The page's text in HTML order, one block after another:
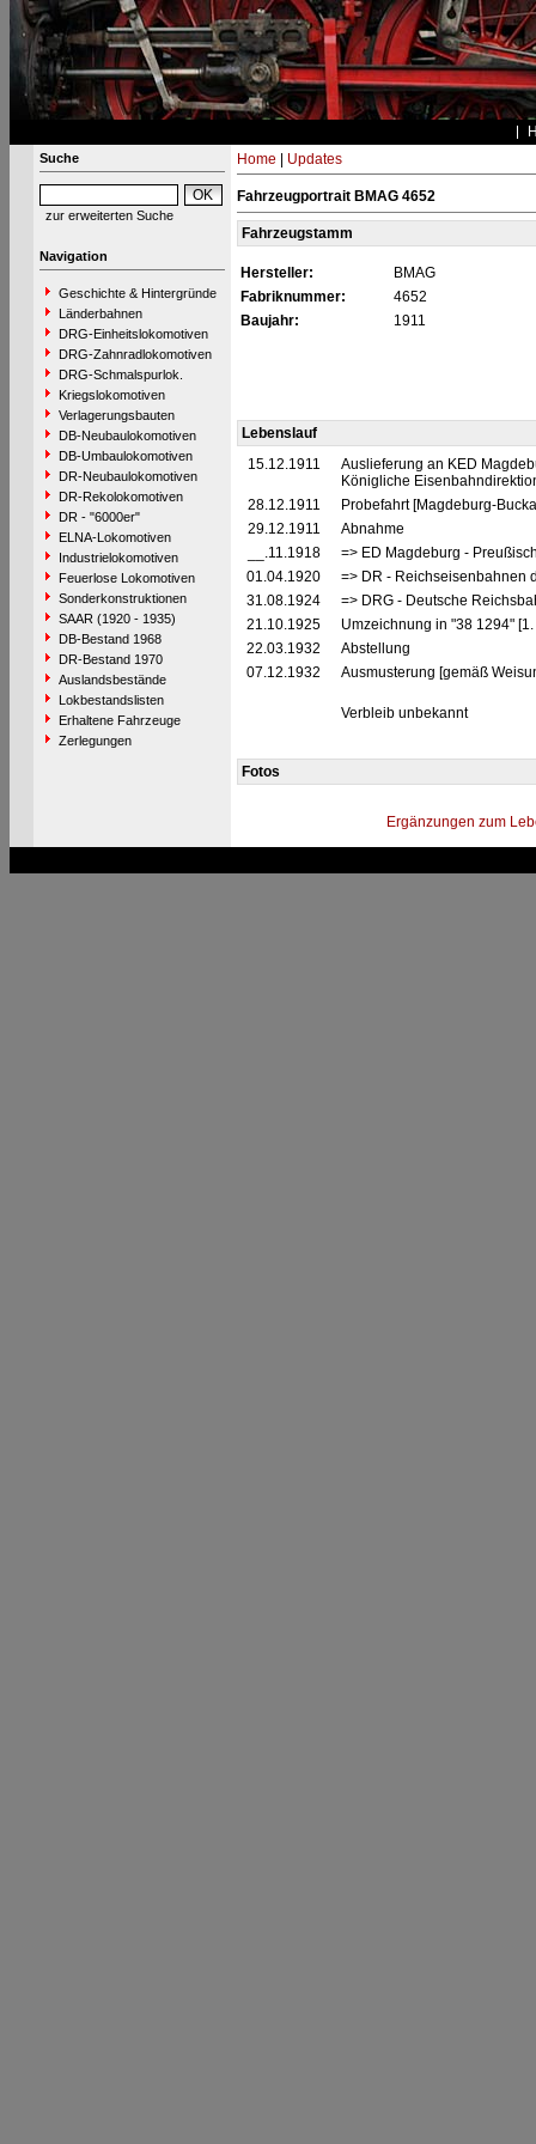
Suche
zur erweiterten Suche
Navigation
Geschichte & Hintergründe
Länderbahnen
DRG-Einheitslokomotiven
DRG-Zahnradlokomotiven
DRG-Schmalspurlok.
Kriegslokomotiven
Verlagerungsbauten
DB-Neubaulokomotiven
DB-Umbaulokomotiven
DR-Neubaulokomotiven
DR-Rekolokomotiven
DR - "6000er"
ELNA-Lokomotiven
Industrielokomotiven
Feuerlose Lokomotiven
Sonderkonstruktionen
SAAR (1920 - 1935)
DB-Bestand 1968
DR-Bestand 1970
Auslandsbestände
Lokbestandslisten
Erhaltene Fahrzeuge
Zerlegungen
Home Updates
Fahrzeugportrait BMAG 4652
Fahrzeugstamm
Hersteller:
BMAG
Fabriknummer:
4652
Baujahr:
1911
Lebenslauf
15.12.1911
Auslieferung an KED
Königliche
28.12.1911
Probefahrt [Magdeburg-
29.12.1911
Abnahme
__.11.1918
=> ED Magdeburg -
01.04.1920
=> DR - Reichseisenbahnen
31.08.1924
=> DRG - Deutsche
21.10.1925
Umzeichnung in "38 1294"
22.03.1932
Abstellung
07.12.1932
Ausmusterung [gemäß
Verbleib unbekannt
Fotos
Ergänzungen zum